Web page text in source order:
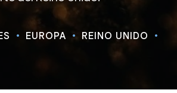
EUROPA REINO UNIDO